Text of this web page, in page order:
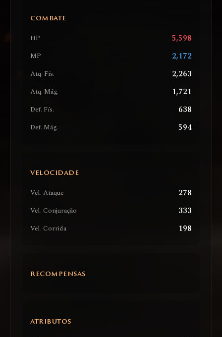
COMBATE
HP 5,598
MP 2,172
Atq. Fís. 2,263
Atq. Mág. 1,721
Def. Fís. 638
Def. Mág. 594
VELOCIDADE
Vel. Ataque 278
Vel. Conjuração 333
Vel. Corrida 198
RECOMPENSAS
ATRIBUTOS